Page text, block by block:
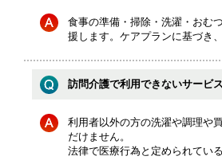
食事の準備・掃除・洗濯・おむ
援します。ケアプランに基づき
訪問介護で利用できないサービ
利用者以外の方の洗濯や調理や
だけません。
法律で医療行為と定められてい